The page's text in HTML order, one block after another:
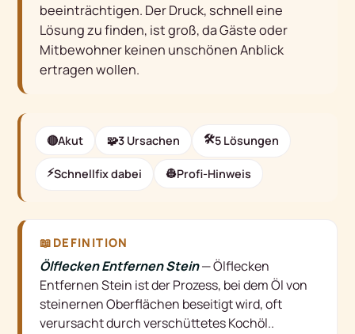
beeinträchtigen. Der Druck, schnell eine
Lösung zu finden, ist groß, da Gäste oder
Mitbewohner keinen unschönen Anblick
ertragen wollen.
🔴Akut 🧩3 Ursachen 🛠5 Lösungen
⚡Schnellfix dabei 👷Profi-Hinweis
📖 DEFINITION
Ölflecken Entfernen Stein—Ölflecken
Entfernen Stein ist der Prozess, bei dem Öl von
steinernen Oberflächen beseitigt wird, oft
verursacht durch verschüttetes Kochöl..